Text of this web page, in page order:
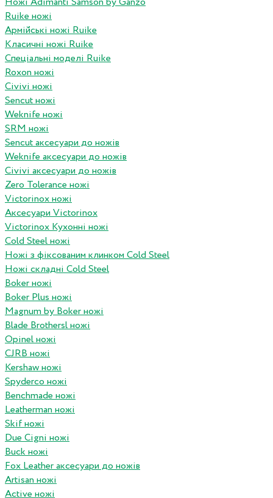
Ruike ножі
Армійські ножі Ruike
Класичні ножі Ruike
Спеціальні моделі Ruike
Roxon ножi
Civivi ножі
Sencut ножі
Weknife ножі
SRM ножі
Sencut аксесуари до ножів
Weknife аксесуари до ножів
Civivi аксесуари до ножів
Zero Tolerance ножі
Victorinox ножі
Аксесуари Victorinox
Victorinox Кухонні ножі
Cold Steel ножі
Ножі з фіксованим клинком Cold Steel
Ножі складні Cold Steel
Boker ножі
Boker Plus ножі
Magnum by Boker ножі
Blade Brothersl ножі
Opinel ножі
CJRB ножі
Kershaw ножі
Spyderco ножі
Benchmade ножі
Leatherman ножі
Skif ножі
Due Cigni ножі
Buck ножі
Fox Leather аксесуари до ножів
Artisan ножі
Active ножі